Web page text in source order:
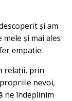
și am
și mai ales
empatie.
relații, prin
nevoi,
ne îndeplinim